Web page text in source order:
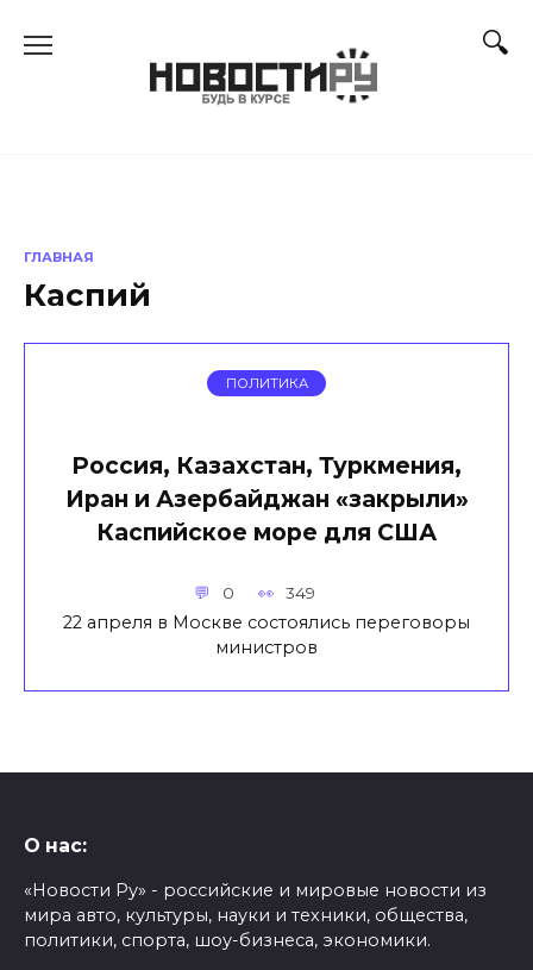
ГЛАВНАЯ
Каспий
ПОЛИТИКА
Россия, Казахстан, Туркмения,
Иран и Азербайджан «закрыли»
Каспийское море для США
0 349
22 апреля в Москве состоялись переговоры
министров
О нас:
«Новости Ру» - российские и мировые новости из
мира авто, культуры, науки и техники, общества,
политики, спорта, шоу-бизнеса, экономики.